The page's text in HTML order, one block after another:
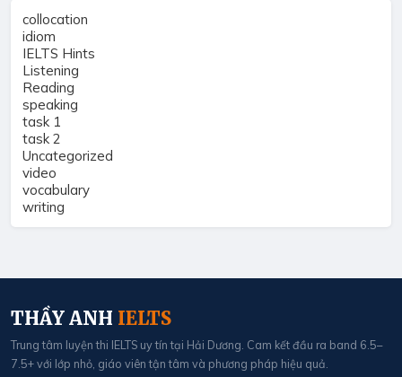
collocation
idiom
IELTS Hints
Listening
Reading
speaking
task 1
task 2
Uncategorized
video
vocabulary
writing
THẦY ANH IELTS
Trung tâm luyện thi IELTS uy tín tại Hải Dương. Cam kết đầu ra band 6.5–
7.5+ với lớp nhỏ, giáo viên tận tâm và phương pháp hiệu quả.